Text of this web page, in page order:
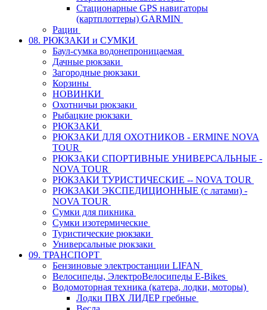
Стационарные GPS навигаторы
(картплоттеры) GARMIN
Рации
08. РЮКЗАКИ и СУМКИ
Баул-сумка водонепроницаемая
Дачные рюкзаки
Загородные рюкзаки
Корзины
НОВИНКИ
Охотничьи рюкзаки
Рыбацкие рюкзаки
РЮКЗАКИ
РЮКЗАКИ ДЛЯ ОХОТНИКОВ - ERMINE NOVA
TOUR
РЮКЗАКИ СПОРТИВНЫЕ УНИВЕРСАЛЬНЫЕ -
NOVA TOUR
РЮКЗАКИ ТУРИСТИЧЕСКИЕ -- NOVA TOUR
РЮКЗАКИ ЭКСПЕДИЦИОННЫЕ (с латами) -
NOVA TOUR
Сумки для пикника
Сумки изотермические
Туристические рюкзаки
Универсальные рюкзаки
09. ТРАНСПОРТ
Бензиновые электростанции LIFAN
Велосипеды, ЭлектроВелосипеды E-Bikes
Водомоторная техника (катера, лодки, моторы)
Лодки ПВХ ЛИДЕР гребные